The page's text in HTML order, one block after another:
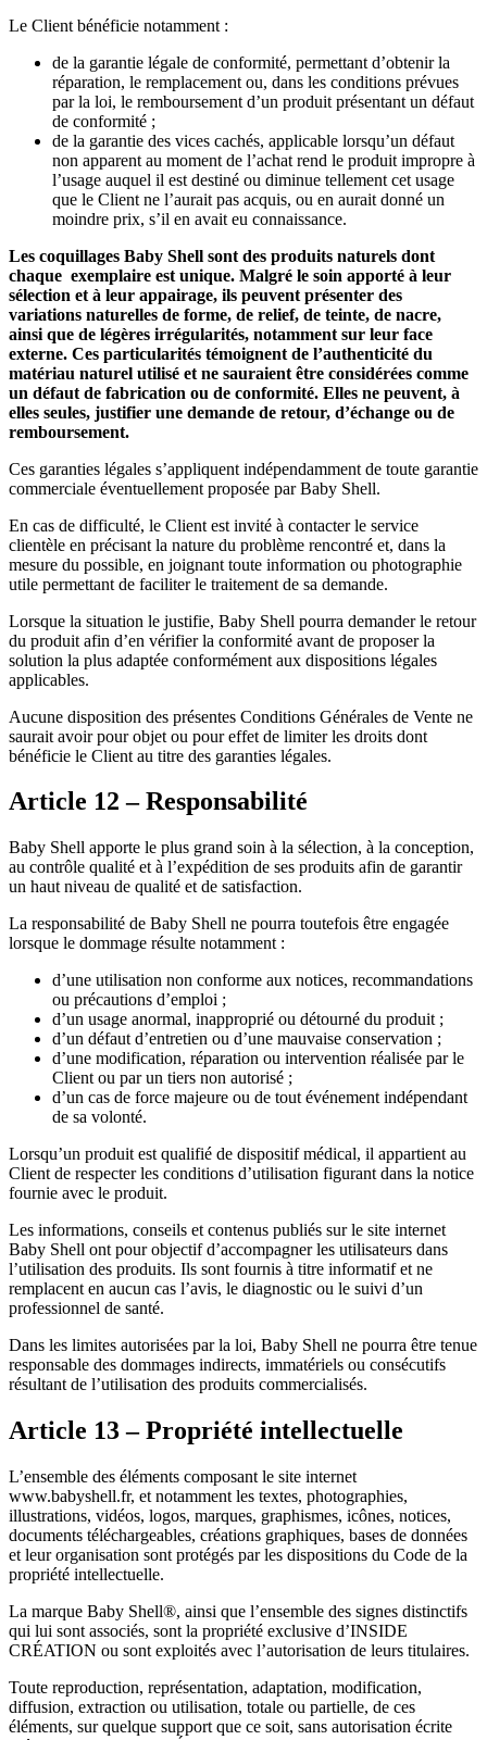
Le Client bénéficie notamment :
de la garantie légale de conformité, permettant d’obtenir la
réparation, le remplacement ou, dans les conditions prévues
par la loi, le remboursement d’un produit présentant un défaut
de conformité ;
de la garantie des vices cachés, applicable lorsqu’un défaut
non apparent au moment de l’achat rend le produit impropre à
l’usage auquel il est destiné ou diminue tellement cet usage
que le Client ne l’aurait pas acquis, ou en aurait donné un
moindre prix, s’il en avait eu connaissance.
Les coquillages Baby Shell sont des produits naturels dont
chaque exemplaire est unique. Malgré le soin apporté à leur
sélection et à leur appairage, ils peuvent présenter des
variations naturelles de forme, de relief, de teinte, de nacre,
ainsi que de légères irrégularités, notamment sur leur face
externe. Ces particularités témoignent de l’authenticité du
matériau naturel utilisé et ne sauraient être considérées comme
un défaut de fabrication ou de conformité. Elles ne peuvent, à
elles seules, justifier une demande de retour, d’échange ou de
remboursement.
Ces garanties légales s’appliquent indépendamment de toute garantie
commerciale éventuellement proposée par Baby Shell.
En cas de difficulté, le Client est invité à contacter le service
clientèle en précisant la nature du problème rencontré et, dans la
mesure du possible, en joignant toute information ou photographie
utile permettant de faciliter le traitement de sa demande.
Lorsque la situation le justifie, Baby Shell pourra demander le retour
du produit afin d’en vérifier la conformité avant de proposer la
solution la plus adaptée conformément aux dispositions légales
applicables.
Aucune disposition des présentes Conditions Générales de Vente ne
saurait avoir pour objet ou pour effet de limiter les droits dont
bénéficie le Client au titre des garanties légales.
Article 12 – Responsabilité
Baby Shell apporte le plus grand soin à la sélection, à la conception,
au contrôle qualité et à l’expédition de ses produits afin de garantir
un haut niveau de qualité et de satisfaction.
La responsabilité de Baby Shell ne pourra toutefois être engagée
lorsque le dommage résulte notamment :
d’une utilisation non conforme aux notices, recommandations
ou précautions d’emploi ;
d’un usage anormal, inapproprié ou détourné du produit ;
d’un défaut d’entretien ou d’une mauvaise conservation ;
d’une modification, réparation ou intervention réalisée par le
Client ou par un tiers non autorisé ;
d’un cas de force majeure ou de tout événement indépendant
de sa volonté.
Lorsqu’un produit est qualifié de dispositif médical, il appartient au
Client de respecter les conditions d’utilisation figurant dans la notice
fournie avec le produit.
Les informations, conseils et contenus publiés sur le site internet
Baby Shell ont pour objectif d’accompagner les utilisateurs dans
l’utilisation des produits. Ils sont fournis à titre informatif et ne
remplacent en aucun cas l’avis, le diagnostic ou le suivi d’un
professionnel de santé.
Dans les limites autorisées par la loi, Baby Shell ne pourra être tenue
responsable des dommages indirects, immatériels ou consécutifs
résultant de l’utilisation des produits commercialisés.
Article 13 – Propriété intellectuelle
L’ensemble des éléments composant le site internet
www.babyshell.fr, et notamment les textes, photographies,
illustrations, vidéos, logos, marques, graphismes, icônes, notices,
documents téléchargeables, créations graphiques, bases de données
et leur organisation sont protégés par les dispositions du Code de la
propriété intellectuelle.
La marque Baby Shell®, ainsi que l’ensemble des signes distinctifs
qui lui sont associés, sont la propriété exclusive d’INSIDE
CRÉATION ou sont exploités avec l’autorisation de leurs titulaires.
Toute reproduction, représentation, adaptation, modification,
diffusion, extraction ou utilisation, totale ou partielle, de ces
éléments, sur quelque support que ce soit, sans autorisation écrite